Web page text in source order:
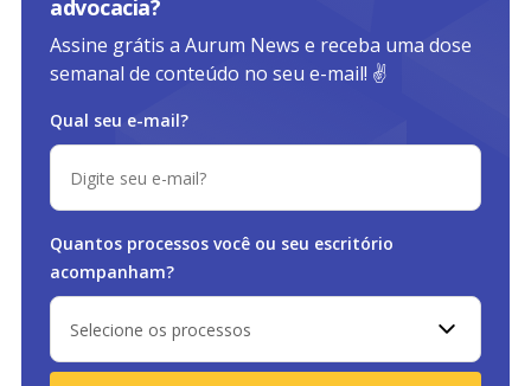
advocacia?
Assine grátis a Aurum News e receba uma dose
semanal de conteúdo no seu e-mail! ✌️
Qual seu e-mail?
Quantos processos você ou seu escritório
acompanham?
Selecione os processos